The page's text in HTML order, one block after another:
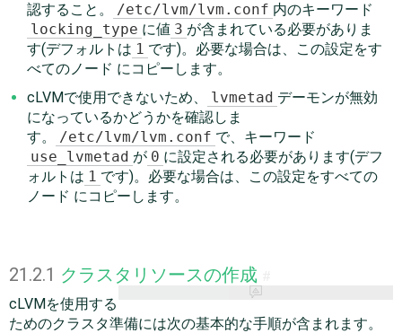
認すること。
/etc/lvm/lvm.conf 内のキーワード
locking_type に値 3 が含まれている必要がありま
す(デフォルトは 1 です)。必要な場合は、この設定をす
べてのノード にコピーします。
cLVMで使用できないため、
lvmetad デーモンが無効
になっているかどうかを確認しま
す。
/etc/lvm/lvm.conf で、キーワード
use_lvmetad が 0 に設定される必要があります(デフ
ォルトは 1 です)。必要な場合は、この設定をすべての
ノード にコピーします。
21.2.1 クラスタリソースの作成
cLVMを使用する
ためのクラスタ準備には次の基本的な手順が含まれます。